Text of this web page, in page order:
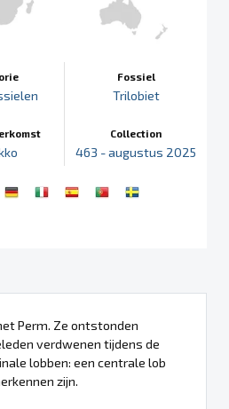
Fossiel
Trilobiet
Collection
463 - augustus 2025
Perm. Ze ontstonden
verdwenen tijdens de
lobben: een centrale lob
zijn.